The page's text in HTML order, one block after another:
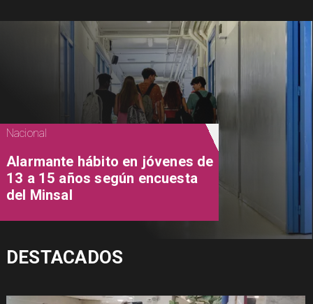
Nacional
Alarmante hábito en jóvenes de
13 a 15 años según encuesta
del Minsal
DESTACADOS